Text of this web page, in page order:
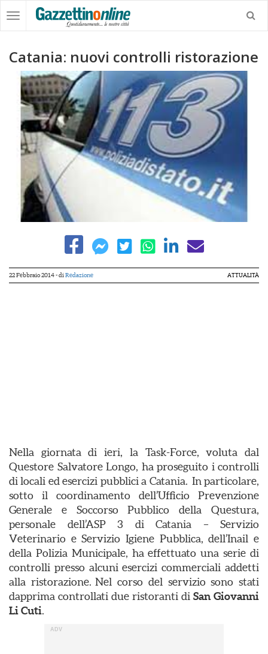
Catania: nuovi controlli ristorazione
22 Febbraio 2014- di Redazione ATTUALITÀ
Nella giornata di ieri, la Task-Force, voluta dal
Questore Salvatore Longo, ha proseguito i controlli
di locali ed esercizi pubblici a Catania. In particolare,
sotto il coordinamento dell’Ufficio Prevenzione
Generale e Soccorso Pubblico della Questura,
personale dell’ASP 3 di Catania – Servizio
Veterinario e Servizio Igiene Pubblica, dell’Inail e
della Polizia Municipale, ha effettuato una serie di
controlli presso alcuni esercizi commerciali addetti
alla ristorazione. Nel corso del servizio sono stati
dapprima controllati due ristoranti di San Giovanni
Li Cuti.